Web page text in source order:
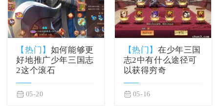
【热门】 如何能够更
好地推广少年三国志
2这个滚石
05-20
【热门】在少年三国
志2中有什么途径可
以获得穷奇
05-16